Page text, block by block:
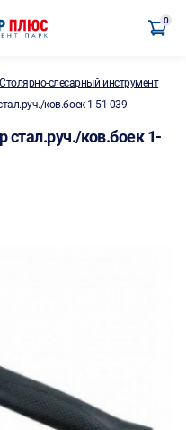
0
Столярно-слесарный инструмент
ков.боек 1-51-039
стал.руч./ков.боек 1-